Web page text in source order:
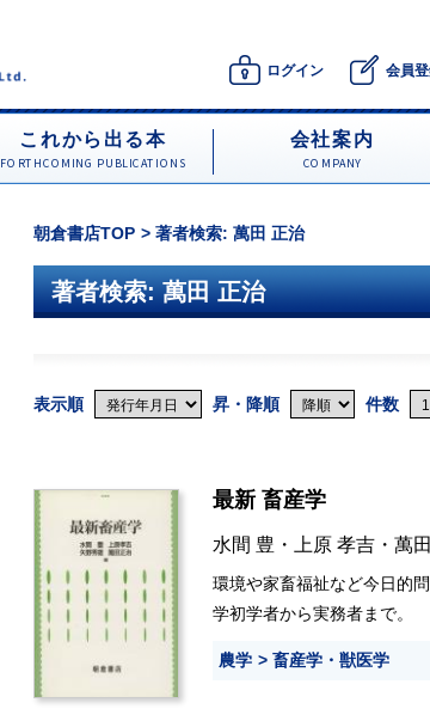
ログイン 会員
これから出る本
FORTHCOMING PUBLICATIONS
会社案内
COMPANY
朝倉書店TOP 著者検索: 萬田 正治
著者検索: 萬田 正治
表示順 昇・降順 件数
最新 畜産学
水間 豊 ・ 上原 孝吉 ・ 萬
環境や家畜福祉など今日的
学初学者から実務者まで。
農学 畜産学・獣医学